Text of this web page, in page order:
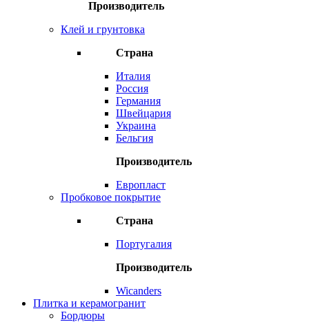
Производитель
Клей и грунтовка
Страна
Италия
Россия
Германия
Швейцария
Украина
Бельгия
Производитель
Европласт
Пробковое покрытие
Страна
Португалия
Производитель
Wicanders
Плитка и керамогранит
Бордюры